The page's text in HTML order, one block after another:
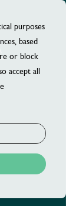
purposes
based
or block
accept all